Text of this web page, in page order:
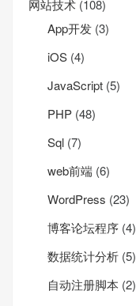
网站技术 (108)
App开发 (3)
iOS (4)
JavaScript (5)
PHP (48)
Sql (7)
web前端 (6)
WordPress (23)
博客论坛程序 (4)
数据统计分析 (5)
自动注册脚本 (2)